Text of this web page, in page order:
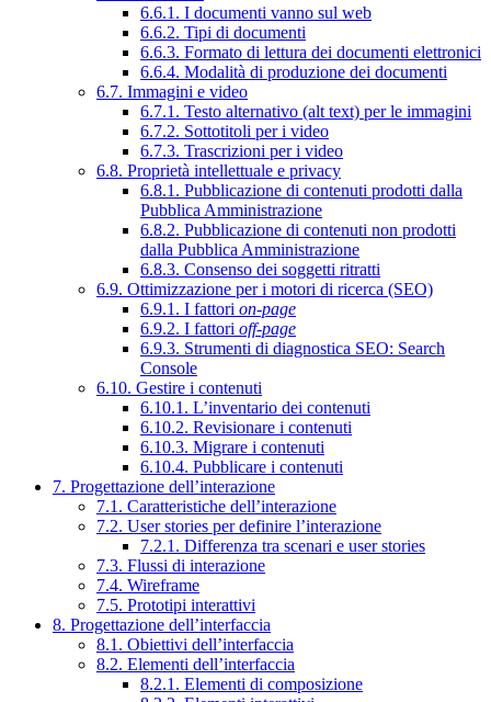
6.6.1. I documenti vanno sul web
6.6.2. Tipi di documenti
6.6.3. Formato di lettura dei documenti elettronici
6.6.4. Modalità di produzione dei documenti
6.7. Immagini e video
6.7.1. Testo alternativo (alt text) per le immagini
6.7.2. Sottotitoli per i video
6.7.3. Trascrizioni per i video
6.8. Proprietà intellettuale e privacy
6.8.1. Pubblicazione di contenuti prodotti dalla
Pubblica Amministrazione
6.8.2. Pubblicazione di contenuti non prodotti
dalla Pubblica Amministrazione
6.8.3. Consenso dei soggetti ritratti
6.9. Ottimizzazione per i motori di ricerca (SEO)
6.9.1. I fattori on-page
6.9.2. I fattori off-page
6.9.3. Strumenti di diagnostica SEO: Search
Console
6.10. Gestire i contenuti
6.10.1. L’inventario dei contenuti
6.10.2. Revisionare i contenuti
6.10.3. Migrare i contenuti
6.10.4. Pubblicare i contenuti
7. Progettazione dell’interazione
7.1. Caratteristiche dell’interazione
7.2. User stories per definire l’interazione
7.2.1. Differenza tra scenari e user stories
7.3. Flussi di interazione
7.4. Wireframe
7.5. Prototipi interattivi
8. Progettazione dell’interfaccia
8.1. Obiettivi dell’interfaccia
8.2. Elementi dell’interfaccia
8.2.1. Elementi di composizione